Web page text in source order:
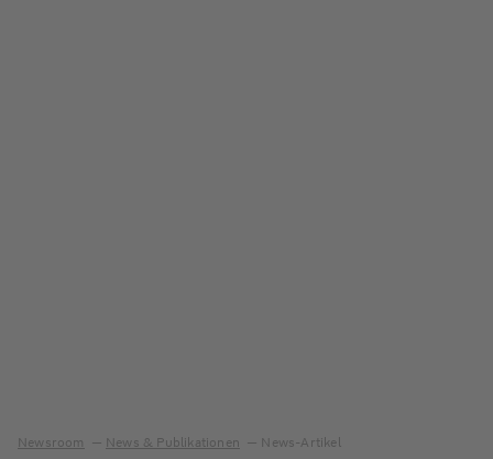
Newsroom News & Publikationen News-Artikel